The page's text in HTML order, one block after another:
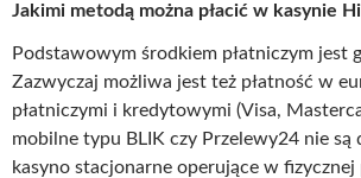
Jakimi metodą można płacić w kasynie
Podstawowym środkiem płatniczym jest
Zazwyczaj możliwa jest też płatność w
płatniczymi i kredytowymi (Visa,
mobilne typu BLIK czy Przelewy24 nie są
kasyno stacjonarne operujące w fizycznej